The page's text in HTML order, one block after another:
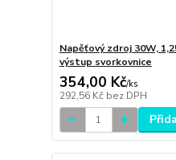
Napěťový zdroj 30W,
výstup svorkovnice
354,00 Kč/ks
292,56 Kč bez DPH